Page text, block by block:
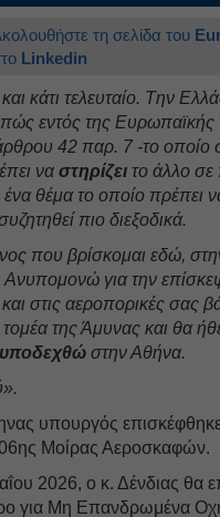
τη σελίδα του
Linkedin
κάτι τελευταίο. Tην
πώς εντός της
42 παρ. 7 -το οποίο
να στηρίζει το άλλο
ένα θέμα το οποίο πρέπει
πιο διεξοδικά.
που βρίσκομαι εδώ,
για την
στις αεροπορικές σας
τομέα της Άμυνας και θα
υποδεχθώ στην Αθήνα.
υπουργός επισκέφθηκε
Μοίρας Αεροσκαφών.
2026, ο κ. Δένδιας θα
για Μη Επανδρωμένα